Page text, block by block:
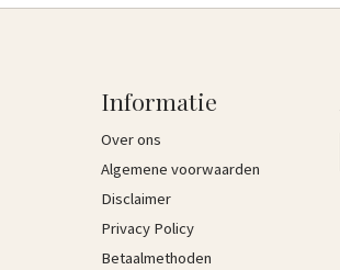
Informatie
Over ons
Algemene voorwaarden
Disclaimer
Privacy Policy
Betaalmethoden